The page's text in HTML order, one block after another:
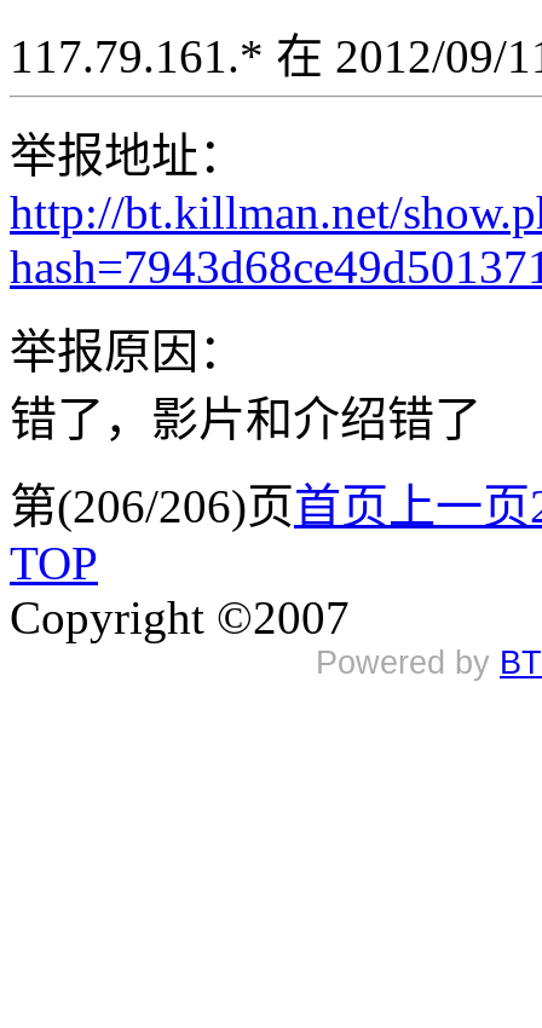
117.79.161.* 在 2012/09/
举报地址：
http://bt.killman.net/
举报原因：
错了，影片和介绍错了
第(206/206)页首页 上一页
TOP
Copyright ©2007
Powered by